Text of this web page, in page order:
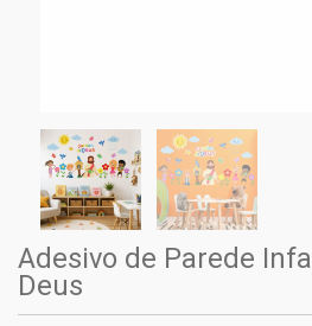
Adesivo de Parede
Deus